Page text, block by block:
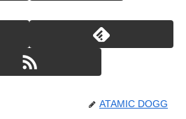
ATAMIC DOGG